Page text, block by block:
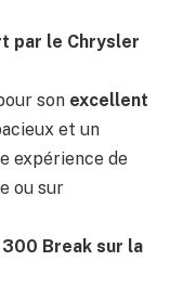
par le Chrysler
son excellent
et un
expérience de
ou sur
Break sur la